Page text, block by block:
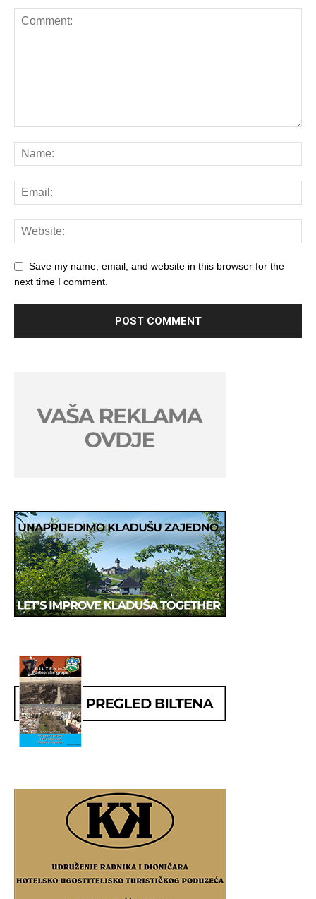
Save my name, email, and website in this browser for the
next time I comment.